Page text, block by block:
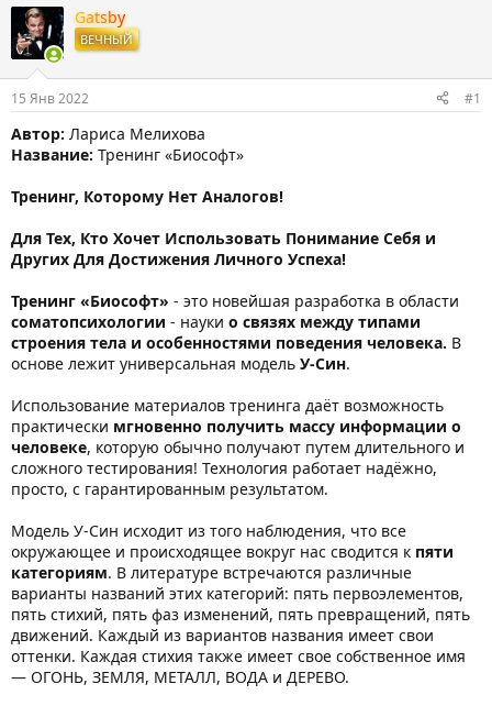
т
о
р
т
е
м
ы
т
а
н
а
л
а
Gatsby
ВЕЧНЫЙ
15 Янв 2022 #1
Автор: Лариса Мелихова
Название: Тренинг «Биософт»
Тренинг, Которому Нет Аналогов!
Для Тех, Кто Хочет Использовать Понимание Себя и
Других Для Достижения Личного Успеха!
Тренинг «Биософт» - это новейшая разработка в области
соматопсихологии - науки о связях между типами
строения тела и особенностями поведения человека. В
основе лежит универсальная модель У-Син.
Использование материалов тренинга даёт возможность
практически мгновенно получить массу информации о
человеке, которую обычно получают путем длительного и
сложного тестирования! Технология работает надёжно,
просто, с гарантированным результатом.
Модель У-Син исходит из того наблюдения, что все
окружающее и происходящее вокруг нас сводится к пяти
категориям. В литературе встречаются различные
варианты названий этих категорий: пять первоэлементов,
пять стихий, пять фаз изменений, пять превращений, пять
движений. Каждый из вариантов названия имеет свои
оттенки. Каждая стихия также имеет свое собственное имя
— ОГОНЬ, ЗЕМЛЯ, МЕТАЛЛ, ВОДА и ДЕРЕВО.